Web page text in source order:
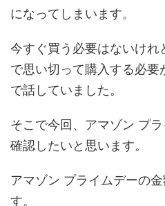
になってしまいます。
今すぐ買う必要はないけ
で思い切って購入する必要
で話していました。
そこで今回、アマゾン プ
確認したいと思います。
アマゾン プライムデーの
す。